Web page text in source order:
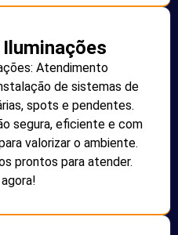
Atendimento
de sistemas de
spots e pendentes.
segura, eficiente e com
valorizar o ambiente.
prontos para atender.